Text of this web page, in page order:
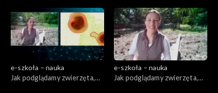
e-szkoła – nauka
Jak podglądamy zwierzęta,
e-szkoła – nauka
Jak podglądamy zwierzęta,